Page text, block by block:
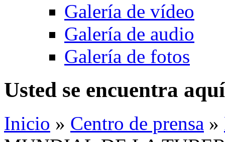
Galería de vídeo
Galería de audio
Galería de fotos
Usted se encuentra aquí
Inicio » Centro de prensa »